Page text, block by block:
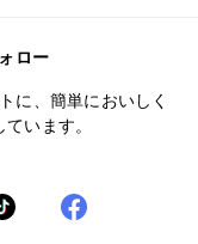
ロー
に、簡単においしく
います。